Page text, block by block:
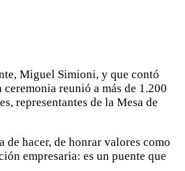
Miguel Simioni, y que contó
reunió a más de 1.200
representantes de la Mesa de
hacer, de honrar valores como
empresaria: es un puente que